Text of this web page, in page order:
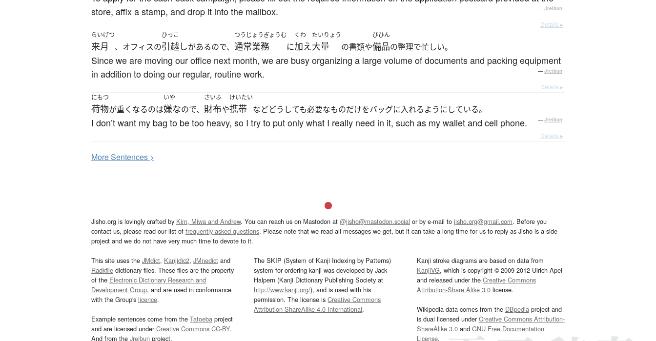
store, affix a stamp, and drop it into the mailbox.
— Jreibun
Details ▸
らいげつ
来月 、オフィスの
ひっこ
引越しがあるので、
つうじょうぎょうむ
通常業務 に
くわ
加え
たいりょう
大量 の書類や
びひん
備品の整理で忙しい。
Since we are moving our office next month, we are busy organizing a large volume of documents and packing equipment
in addition to doing our regular, routine work.
— Jreibun
Details ▸
にもつ
荷物が重くなるのは
いや
嫌なので、
さいふ
財布や
けいたい
携帯 などどうしても必要なものだけをバッグに入れるようにしている。
I don’t want my bag to be too heavy, so I try to put only what I really need in it, such as my wallet and cell phone. — Jreibun
Details ▸
MoreSentences >
Jisho.org is lovingly crafted by Kim, Miwa and Andrew. You can reach us on Mastodon at @jisho@mastodon.social or by e-mail to jisho.org@gmail.com. Before you
contact us, please read our list of frequently asked questions. Please note that we read all messages we get, but it can take a long time for us to reply as Jisho is a side
project and we do not have very much time to devote to it.
This site uses the JMdict, Kanjidic2, JMnedict and
Radkfile dictionary files. These files are the property
of the Electronic Dictionary Research and
Development Group, and are used in conformance
with the Group's licence.
Example sentences come from the Tatoeba project
and are licensed underCreative Commons CC-BY.
And from the Jreibun project.
The SKIP (System of Kanji Indexing by Patterns)
system for ordering kanji was developed by Jack
Halpern (Kanji Dictionary Publishing Society at
http://www.kanji.org/), and is used with his
permission. The license isCreative Commons
Attribution-ShareAlike 4.0 International.
Kanji stroke diagrams are based on data from
KanjiVG, which is copyright © 2009-2012 Ulrich Apel
and released under the Creative Commons
Attribution-Share Alike 3.0license.
Wikipedia data comes from the DBpediaproject and
is dual licensed underCreative Commons Attribution-
ShareAlike 3.0and GNU Free Documentation
License.